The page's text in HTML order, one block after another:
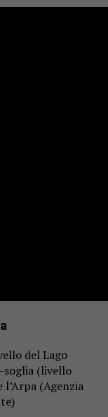
del Lago
soglia (livello
(Agenzia